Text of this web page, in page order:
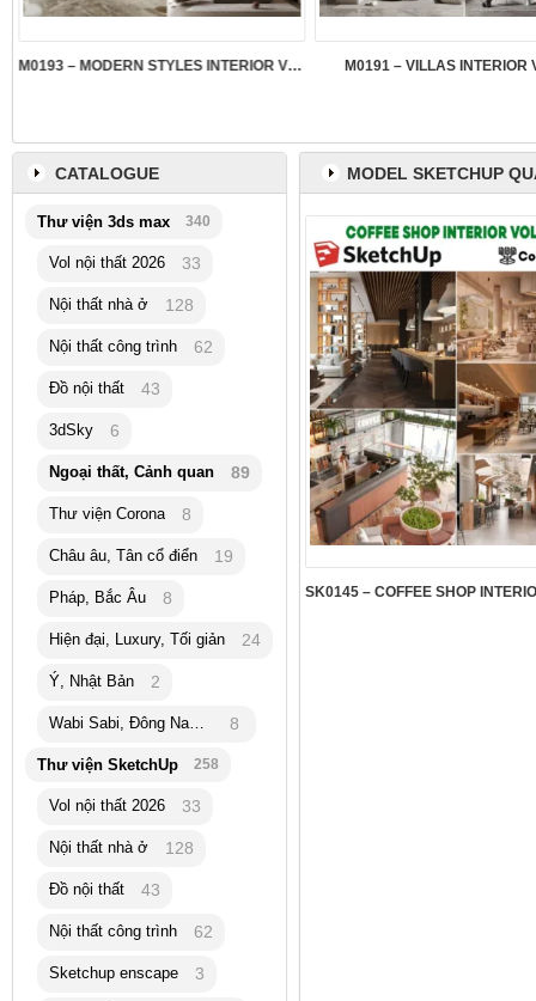
M0193 – MODERN STYLES INTERIOR VOL.5 M0191 – VILLAS INTERIOR
MODEL SKETCHUP
CATALOGUE
Thư viện 3ds max 340
Vol nội thất 2026 33
Nội thất nhà ở 128
Nội thất công trình 62
Đồ nội thất 43
3dSky 6
Ngoại thất, Cảnh quan 89
Thư viện Corona 8
Châu âu, Tân cổ điển 19
Pháp, Bắc Âu 8
Hiện đại, Luxury, Tối giản 24
Ý, Nhật Bản 2
Wabi Sabi, Đông Nam Á 8
Thư viện SketchUp 258
Vol nội thất 2026 33
Nội thất nhà ở 128
Đồ nội thất 43
Nội thất công trình 62
Sketchup enscape 3